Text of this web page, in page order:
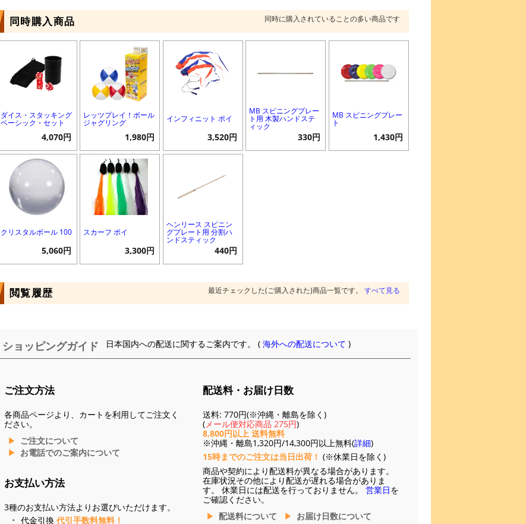
同時購入商品 同時に購入されていることの多い商品です
ダイス・スタッキング
ベーシック・セット
4,070円
レッツプレイ！ボール
ジャグリング
1,980円
インフィニット ポイ
3,520円
MB スピニングプレー
ト用 木製ハンドステ
ィック
330円
MB スピニングプレー
ト
1,430円
クリスタルボール 100
5,060円
スカーフ ポイ
3,300円
ヘンリース スピニン
グプレート用 分割ハ
ンドスティック
440円
閲覧履歴 最近チェックした(ご購入された)商品一覧です。 すべて見る
ショッピングガイド 日本国内への配送に関するご案内です。 (海外への配送について )
ご注文方法
各商品ページより、カートを利用してご注文く
ださい。
ご注文について
お電話でのご案内について
お支払い方法
3種のお支払い方法よりお選びいただけます。
代金引換 代引手数料無料！
配送料・お届け日数
送料: 770円(※沖縄・離島を除く)
(メール便対応商品 275円)
8,800円以上 送料無料
※沖縄・離島1,320円/14,300円以上無料(詳細)
15時までのご注文は当日出荷！ (※休業日を除く)
商品や契約により配送料が異なる場合があります。
在庫状況その他により配送が遅れる場合がありま
す。 休業日には配送を行っておりません。 営業日を
ご確認ください。
配送料について
お届け日数について